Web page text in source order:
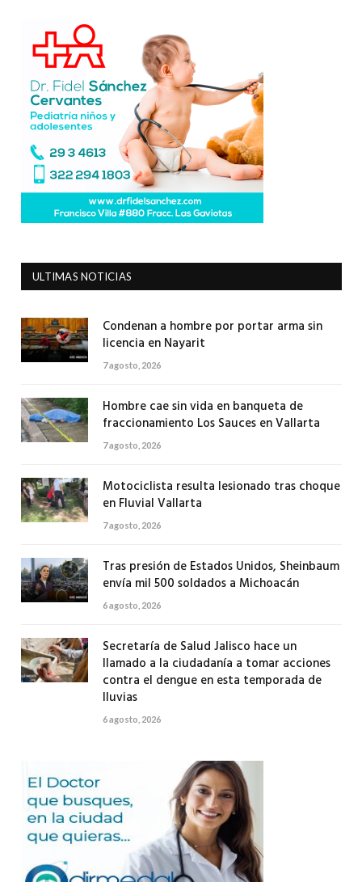
ULTIMAS NOTICIAS
Condenan a hombre por portar arma sin
licencia en Nayarit
7 agosto, 2026
Hombre cae sin vida en banqueta de
fraccionamiento Los Sauces en Vallarta
7 agosto, 2026
Motociclista resulta lesionado tras choque
en Fluvial Vallarta
7 agosto, 2026
Tras presión de Estados Unidos, Sheinbaum
envía mil 500 soldados a Michoacán
6 agosto, 2026
Secretaría de Salud Jalisco hace un
llamado a la ciudadanía a tomar acciones
contra el dengue en esta temporada de
lluvias
6 agosto, 2026